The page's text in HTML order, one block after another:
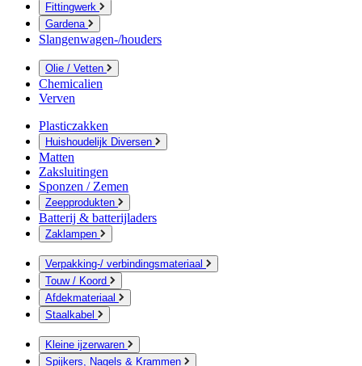
Fittingwerk
Gardena
Slangenwagen-/houders
Olie / Vetten
Chemicalien
Verven
Plasticzakken
Huishoudelijk Diversen
Matten
Zaksluitingen
Sponzen / Zemen
Zeepprodukten
Batterij & batterijladers
Zaklampen
Verpakking-/ verbindingsmateriaal
Touw / Koord
Afdekmateriaal
Staalkabel
Kleine ijzerwaren
Spijkers, Nagels & Krammen